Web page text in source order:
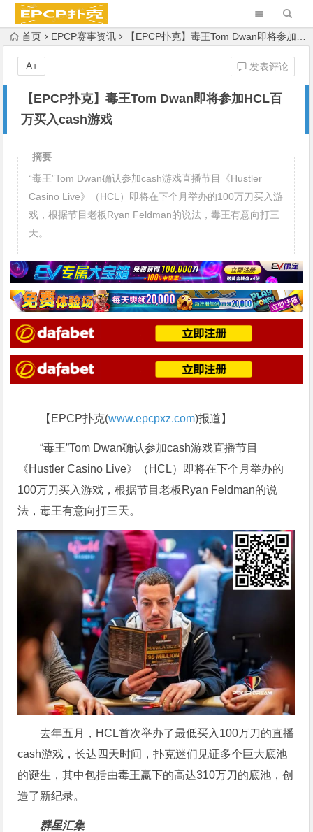
首页 EPCP赛事资讯 【EPCP扑克】毒王Tom Dwan即将参加HCL百万买入cash游戏
【EPCP扑克】毒王Tom Dwan即将参加HCL百
万买入cash游戏
发表评论
A+
摘要
“毒王”Tom Dwan确认参加cash游戏直播节目《Hustler
Casino Live》（HCL）即将在下个月举办的100万刀买入游
戏，根据节目老板Ryan Feldman的说法，毒王有意向打三
天。
【EPCP扑克(www.epcpxz.com)报道】
“毒王”Tom Dwan确认参加cash游戏直播节目
《Hustler Casino Live》（HCL）即将在下个月举办的
100万刀买入游戏，根据节目老板Ryan Feldman的说
法，毒王有意向打三天。
去年五月，HCL首次举办了最低买入100万刀的直播
cash游戏，长达四天时间，扑克迷们见证多个巨大底池
的诞生，其中包括由毒王赢下的高达310万刀的底池，创
造了新纪录。
群星汇集